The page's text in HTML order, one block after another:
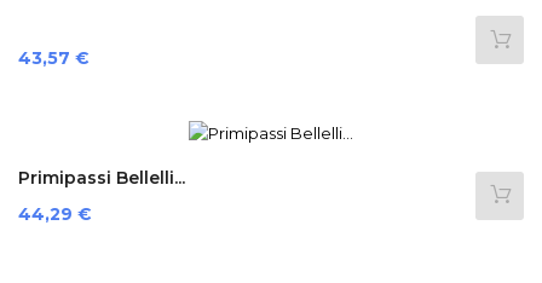
Precio
43,57 €
Primipassi Bellelli...
Precio
44,29 €